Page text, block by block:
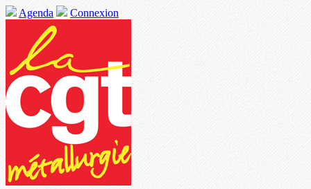
Agenda Connexion